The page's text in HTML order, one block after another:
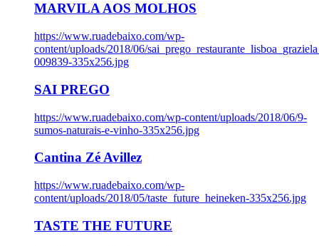
MARVILA AOS MOLHOS
https://www.ruadebaixo.com/wp-
content/uploads/2018/06/
009839-335x256.jpg
SAI PREGO
https://www.ruadebaixo.com/wp-content/uploads/2018/06/9-
sumos-naturais-e-vinho-335x256.jpg
Cantina Zé Avillez
https://www.ruadebaixo.com/wp-
content/uploads/2018/05/taste_future_heineken-335x256.jpg
TASTE THE FUTURE